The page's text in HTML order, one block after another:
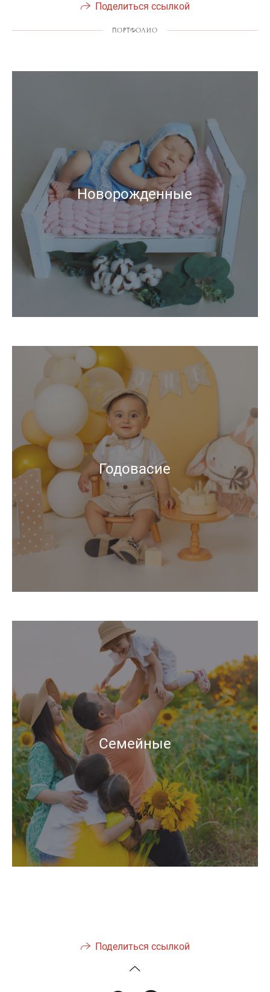
Поделиться ссылкой
ПОРТФОЛИО
Новорожденные
Годовасие
Семейные
Поделиться ссылкой